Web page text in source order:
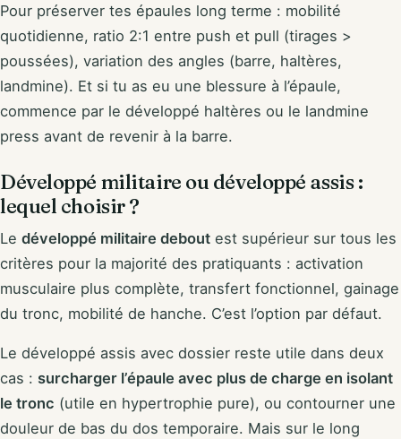
Pour préserver tes épaules long terme : mobilité
quotidienne, ratio 2:1 entre push et pull (tirages >
poussées), variation des angles (barre, haltères,
landmine). Et si tu as eu une blessure à l’épaule,
commence par le développé haltères ou le landmine
press avant de revenir à la barre.
Développé militaire ou développé assis :
lequel choisir ?
Le développé militaire debout est supérieur sur tous les
critères pour la majorité des pratiquants : activation
musculaire plus complète, transfert fonctionnel, gainage
du tronc, mobilité de hanche. C’est l’option par défaut.
Le développé assis avec dossier reste utile dans deux
cas : surcharger l’épaule avec plus de charge en isolant
le tronc (utile en hypertrophie pure), ou contourner une
douleur de bas du dos temporaire. Mais sur le long